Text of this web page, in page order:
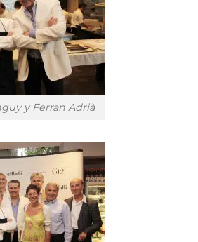
y Ferran Adrià